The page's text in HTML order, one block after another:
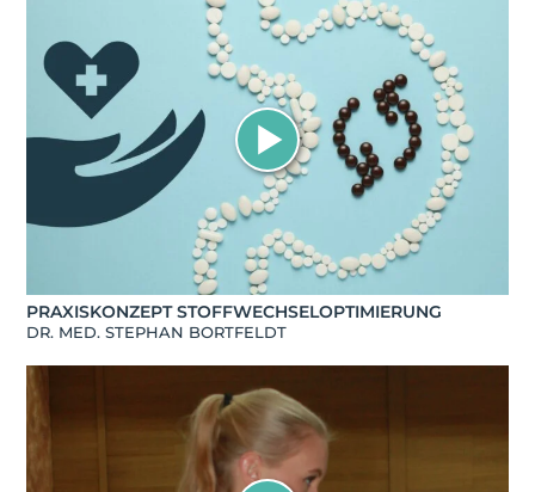
PRAXISKONZEPT STOFFWECHSELOPTIMIERUNG
DR. MED. STEPHAN BORTFELDT